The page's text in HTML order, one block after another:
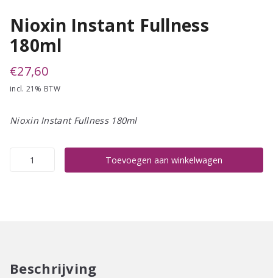
Nioxin Instant Fullness
180ml
€27,60
incl. 21% BTW
Nioxin Instant Fullness 180ml
Nioxin
Toevoegen aan winkelwagen
Beschrijving